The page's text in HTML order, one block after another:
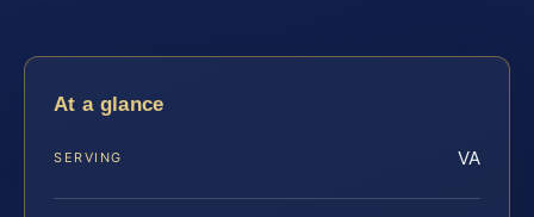
At a glance
SERVING VA